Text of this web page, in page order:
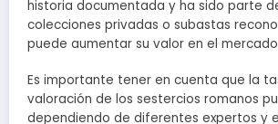
historia documentada y ha sido parte
colecciones privadas o subastas
puede aumentar su valor en el
Es importante tener en cuenta que la
valoración de los sestercios romanos
dependiendo de diferentes expertos y